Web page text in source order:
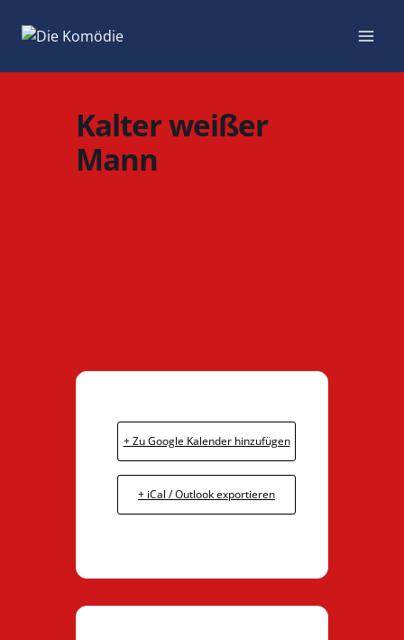
Inhalt
Kalter weißer
Mann
+ Zu Google Kalender hinzufügen
+ iCal / Outlook exportieren